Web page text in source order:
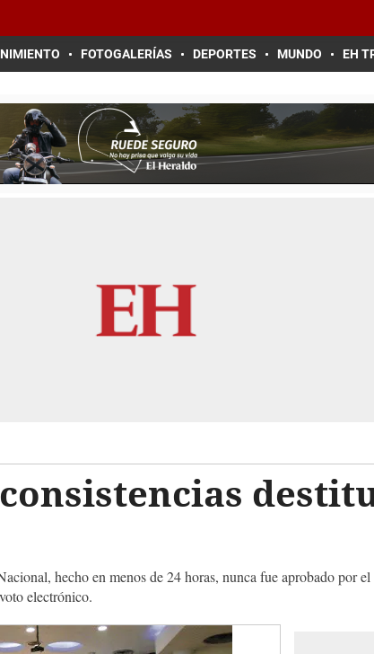
FOTOGALERÍAS DEPORTES MUNDO EH
hecho en menos de 24 horas, nunca fue aprobado por
electrónico.